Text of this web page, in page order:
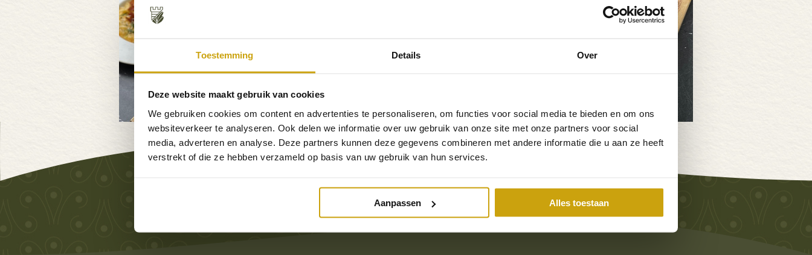
Toestemming Details Over
Deze website maakt gebruik van cookies
We gebruiken cookies om content en advertenties te personaliseren, om functies voor social media te bieden en om ons
websiteverkeer te analyseren. Ook delen we informatie over uw gebruik van onze site met onze partners voor social
media, adverteren en analyse. Deze partners kunnen deze gegevens combineren met andere informatie die u aan ze heeft
verstrekt of die ze hebben verzameld op basis van uw gebruik van hun services.
Aanpassen Alles toestaan
Vacatures » La Dolce Vita